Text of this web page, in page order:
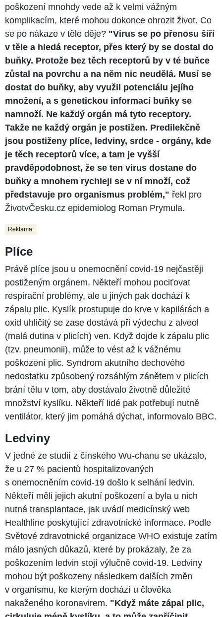
poškození mnohdy vede až k velmi vážným
komplikacím, které mohou dokonce ohrozit život. Co
se po nákaze v těle děje? "Virus se po přenosu šíří
v těle a hledá receptor, přes který by se dostal do
buňky. Protože bez těch receptorů by v té buňce
zůstal na povrchu a na něm nic neudělá. Musí se
dostat do buňky, aby využil potenciálu jejího
množení, a s genetickou informací buňky se
namnoží. Ne každý orgán má tyto receptory.
Takže ne každý orgán je postižen. Predilekčně
jsou postiženy plíce, ledviny, srdce - orgány, kde
je těch receptorů více, a tam je vyšší
pravděpodobnost, že se ten virus dostane do
buňky a mnohem rychleji se v ní množí, což
představuje pro organismus problém," řekl pro
ŽivotvČesku.cz epidemiolog Roman Prymula.
Reklama:
Plíce
Právě plíce jsou u onemocnění covid-19 nejčastěji
postiženým orgánem. Někteří mohou pociťovat
respirační problémy, ale u jiných pak dochází k
zápalu plic. Kyslík prostupuje do krve v kapilárách a
oxid uhličitý se zase dostává při výdechu z alveol
(malá dutina v plicích) ven. Když dojde k zápalu plic
(tzv. pneumonii), může to vést až k vážnému
poškození plic. Syndrom akutního dechového
nedostatku způsobený rozsáhlým zánětem v plicích
brání tělu v tom, aby dostávalo životně důležité
množství kyslíku. Někteří lidé pak potřebují nutně
ventilátor, který jim pomáhá dýchat, informovalo BBC.
Ledviny
V jedné ze studií z čínského Wu-chanu se ukázalo,
že u 27 % pacientů hospitalizovaných
s onemocněním covid-19 došlo k selhání ledvin.
Někteří měli jejich akutní poškození a byla u nich
nutná transplantace, jak uvádí medicínský web
Healthline poskytující zdravotnické informace. Podle
Světové zdravotnické organizace WHO existuje zatím
málo jasných důkazů, které by prokázaly, že za
poškozením ledvin stojí výlučně covid-19. Ledviny
mohou být poškozeny následkem dalších změn
v organismu, ke kterým dochází u člověka
nakaženého koronavirem. "Když máte zápal plic,